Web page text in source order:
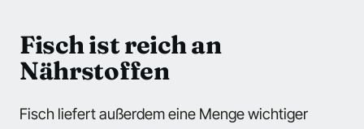
Fisch ist reich an
Nährstoffen
Fisch liefert außerdem eine Menge wichtiger